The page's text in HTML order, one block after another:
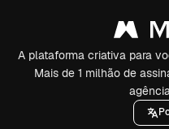
A plataforma criativa para
Mais de 1 milhão de